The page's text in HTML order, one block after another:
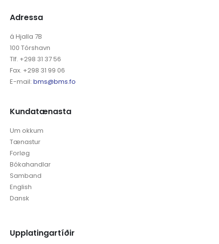
Adressa
á Hjalla 7B
100 Tórshavn
Tlf. +298 31 37 56
Fax. +298 31 99 06
E-mail: bms@bms.fo
Kundatænasta
Um okkum
Tænastur
Forløg
Bókahandlar
Samband
English
Dansk
Upplatingartíðir